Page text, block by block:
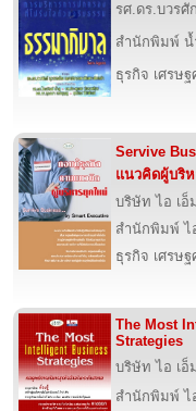
รศ.ดร.บวรศั
สำนักพิมพ์ น้
ธุรกิจ เศรษ
Servive
แนวคิดผู้บริ
บริษัท ไอ เ
สำนักพิมพ์ ไ
ธุรกิจ เศรษ
The Most
Strategies
บริษัท ไอ เ
สำนักพิมพ์ ไ